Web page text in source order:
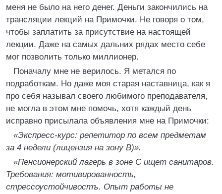
меня не было на него денег. Деньги закончились на
трансляции лекций на Примочки. Не говоря о том,
чтобы заплатить за присутствие на настоящей
лекции. Даже на самых дальних рядах место себе
мог позволить только миллионер.
Поначалу мне не верилось. Я метался по
подработкам. Но даже моя старая наставница, как я
про себя называл своего любимого преподавателя,
не могла в этом мне помочь, хотя каждый день
исправно присылала объявления мне на Примочки:
«Экспресс-курс: репетитор по всем предметам
за 4 недели (лицензия на зону В)».
«Пенсионерский лагерь в зоне С ищет санитаров.
Требования: мотивированность,
стрессоустойчивостъ. Опыт работы не